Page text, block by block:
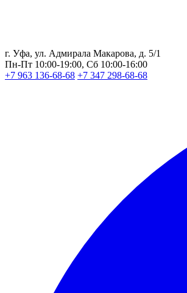
г. Уфа, ул. Адмирала Макарова, д. 5/1
Пн-Пт 10:00-19:00, Сб 10:00-16:00
+7 963 136-68-68 +7 347 298-68-68